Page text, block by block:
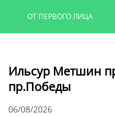
ОТ ПЕРВОГО ЛИЦА
Ильсур Метшин
пр.Победы
06/08/2026